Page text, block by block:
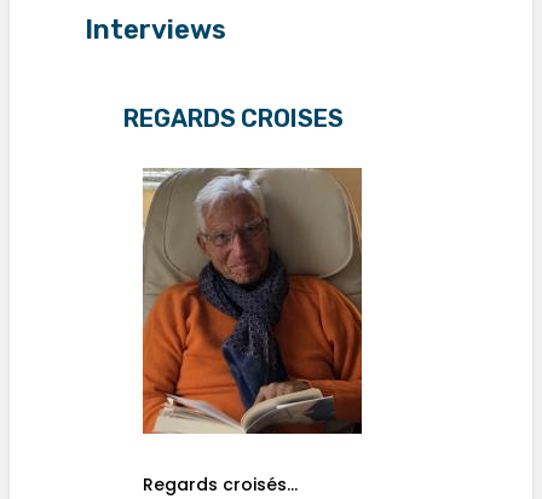
Interviews
REGARDS CROISES
Regards croisés...